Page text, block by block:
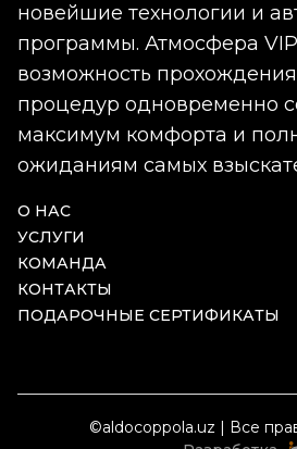
новейшие технологии и
программы. Атмосфера
возможность
процедур одновременно
максимум комфорта и
ожиданиям самых
О НАС
УСЛУГИ
КОМАНДА
КОНТАКТЫ
ПОДАРОЧНЫЕ СЕРТИФИКАТЫ
©aldocoppola.uz | Все